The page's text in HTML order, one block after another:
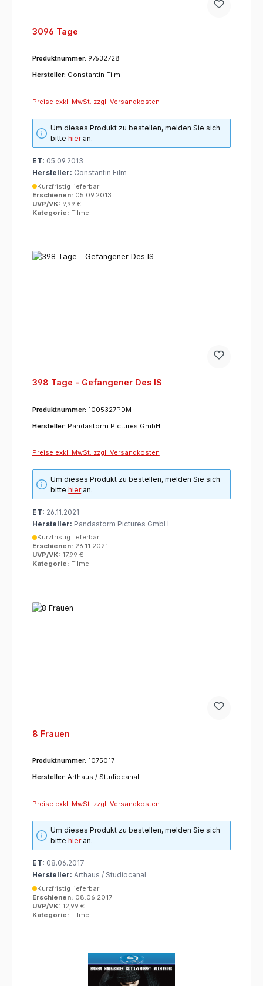
3096 Tage
Produktnummer: 97632728
Hersteller: Constantin Film
Preise exkl. MwSt. zzgl. Versandkosten
Um dieses Produkt zu bestellen, melden Sie sich
bittehieran.
ET: 05.09.2013
Hersteller: Constantin Film
Kurzfristig lieferbar
Erschienen: 05.09.2013
UVP/VK: 9,99 €
Kategorie: Filme
398 Tage - Gefangener Des IS
Produktnummer: 1005327PDM
Hersteller: Pandastorm Pictures GmbH
Preise exkl. MwSt. zzgl. Versandkosten
Um dieses Produkt zu bestellen, melden Sie sich
bittehieran.
ET: 26.11.2021
Hersteller: Pandastorm Pictures GmbH
Kurzfristig lieferbar
Erschienen: 26.11.2021
UVP/VK: 17,99 €
Kategorie: Filme
8 Frauen
Produktnummer: 1075017
Hersteller: Arthaus / Studiocanal
Preise exkl. MwSt. zzgl. Versandkosten
Um dieses Produkt zu bestellen, melden Sie sich
bittehieran.
ET: 08.06.2017
Hersteller: Arthaus / Studiocanal
Kurzfristig lieferbar
Erschienen: 08.06.2017
UVP/VK: 12,99 €
Kategorie: Filme